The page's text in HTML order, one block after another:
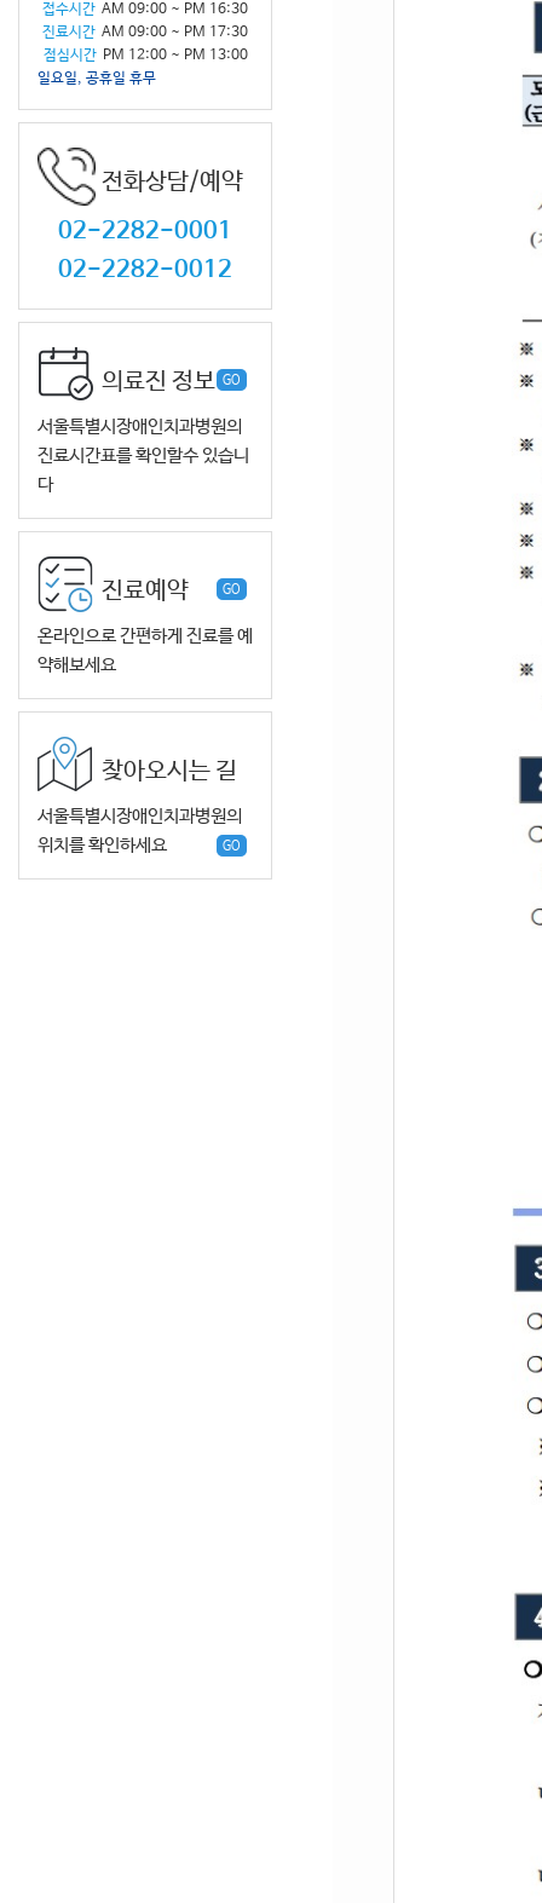
접수시간 AM 09:00 ~ PM 16:30
진료시간 AM 09:00 ~ PM 17:30
점심시간 PM 12:00 ~ PM 13:00
일요일, 공휴일 휴무
전화상담/예약
02-2282-0001
02-2282-0012
의료진 정보 GO
서울특별시장애인치과병원의
진료시간표를 확인할수 있습니
다
진료예약 GO
온라인으로 간편하게 진료를 예
약해보세요
찾아오시는 길
서울특별시장애인치과병원의
위치를 확인하세요
GO